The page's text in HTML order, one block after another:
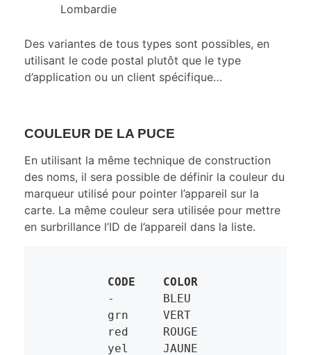
Lombardie
Des variantes de tous types sont possibles, en
utilisant le code postal plutôt que le type
d’application ou un client spécifique…
COULEUR DE LA PUCE
En utilisant la même technique de construction
des noms, il sera possible de définir la couleur du
marqueur utilisé pour pointer l’appareil sur la
carte. La même couleur sera utilisée pour mettre
en surbrillance l’ID de l’appareil dans la liste.
CODE	COLOR